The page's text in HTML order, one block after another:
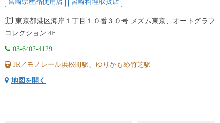
宮崎県産品使用店 宮崎料理取扱店
東京都港区海岸１丁目１０番３０号 メズム東京、オートグラフ
コレクション 4F
03-6402-4129
JR／モノレール浜松町駅、ゆりかもめ竹芝駅
地図を開く